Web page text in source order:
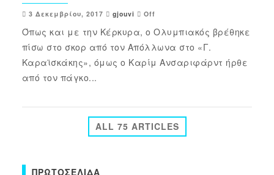
3 Δεκεμβρίου, 2017 gjouvi Off
Όπως και με την Κέρκυρα, ο Ολυμπιακός βρέθηκε
πίσω στο σκορ από τον Απόλλωνα στο «Γ.
Καραϊσκάκης», όμως ο Καρίμ Ανσαριφάρντ ήρθε
από τον πάγκο...
ALL 75 ARTICLES
ΠΡΩΤΟΣΈΛΙΔΑ